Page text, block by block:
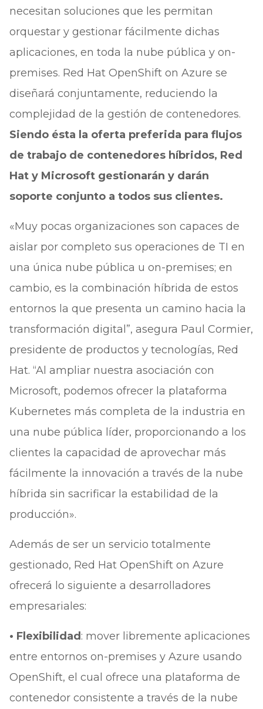
necesitan soluciones que les permitan
orquestar y gestionar fácilmente dichas
aplicaciones, en toda la nube pública y on-
premises. Red Hat OpenShift on Azure se
diseñará conjuntamente, reduciendo la
complejidad de la gestión de contenedores.
Siendo ésta la oferta preferida para flujos
de trabajo de contenedores híbridos, Red
Hat y Microsoft gestionarán y darán
soporte conjunto a todos sus clientes.
«Muy pocas organizaciones son capaces de
aislar por completo sus operaciones de TI en
una única nube pública u on-premises; en
cambio, es la combinación híbrida de estos
entornos la que presenta un camino hacia la
transformación digital”, asegura Paul Cormier,
presidente de productos y tecnologías, Red
Hat. “Al ampliar nuestra asociación con
Microsoft, podemos ofrecer la plataforma
Kubernetes más completa de la industria en
una nube pública líder, proporcionando a los
clientes la capacidad de aprovechar más
fácilmente la innovación a través de la nube
híbrida sin sacrificar la estabilidad de la
producción».
Además de ser un servicio totalmente
gestionado, Red Hat OpenShift on Azure
ofrecerá lo siguiente a desarrolladores
empresariales:
• Flexibilidad : mover libremente aplicaciones
entre entornos on-premises y Azure usando
OpenShift, el cual ofrece una plataforma de
contenedor consistente a través de la nube